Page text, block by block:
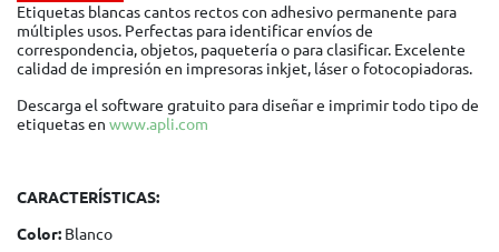
Etiquetas blancas cantos rectos con adhesivo permanente para
múltiples usos. Perfectas para identificar envíos de
correspondencia, objetos, paquetería o para clasificar. Excelente
calidad de impresión en impresoras inkjet, láser o fotocopiadoras.
Descarga el software gratuito para diseñar e imprimir todo tipo de
etiquetas en www.apli.com
CARACTERÍSTICAS:
Color: Blanco